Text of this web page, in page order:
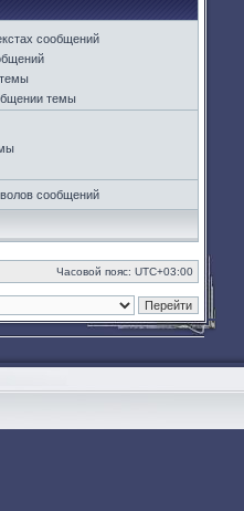
сообщений
темы
сообщений
Часовой пояс: UTC+03:00